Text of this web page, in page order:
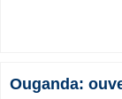
Ouganda: